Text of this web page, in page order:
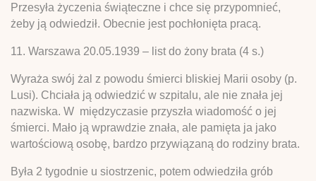
Przesyła życzenia świąteczne i chce się przypomnieć,
żeby ją odwiedził. Obecnie jest pochłonięta pracą.
11. Warszawa 20.05.1939 – list do żony brata (4 s.)
Wyraża swój żal z powodu śmierci bliskiej Marii osoby (p.
Lusi). Chciała ją odwiedzić w szpitalu, ale nie znała jej
nazwiska. W międzyczasie przyszła wiadomość o jej
śmierci. Mało ją wprawdzie znała, ale pamięta ja jako
wartościową osobę, bardzo przywiązaną do rodziny brata.
Była 2 tygodnie u siostrzenic, potem odwiedziła grób